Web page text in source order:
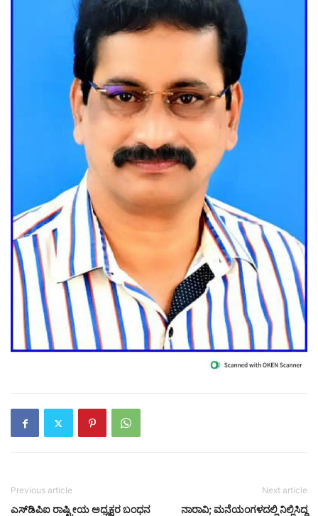
Previous article
ಎಸ್‌ಡಿಪಿಐ ರಾಷ್ಟ್ರೀಯ ಅಧ್ಯಕ್ಷರ ಬಂಧನ
Next article
ನಾರಾವಿ; ಮನೆಯಂಗಳದಲ್ಲಿ ನಿಲ್ಲಿಸಿದ್ದ